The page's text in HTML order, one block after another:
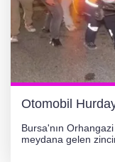
Otomobil
Bursa'nın
meydana gelen